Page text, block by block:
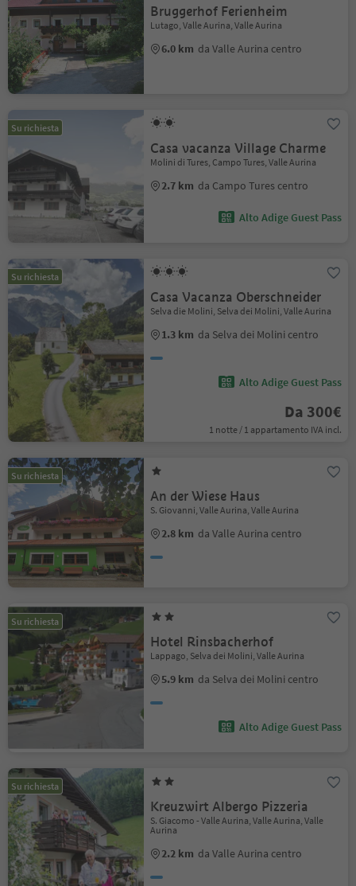
Bruggerhof Ferienheim
Lutago, Valle Aurina, Valle Aurina
6.0 km da Valle Aurina centro
Su richiesta
Casa vacanza Village Charme
Molini di Tures, Campo Tures, Valle Aurina
2.7 km da Campo Tures centro
Alto Adige Guest Pass
Su richiesta
Casa Vacanza Oberschneider
Selva die Molini, Selva dei Molini, Valle Aurina
1.3 km da Selva dei Molini centro
Alto Adige Guest Pass
Da 300€
1 notte / 1 appartamento IVA incl.
Su richiesta
An der Wiese Haus
S. Giovanni, Valle Aurina, Valle Aurina
2.8 km da Valle Aurina centro
Su richiesta
Hotel Rinsbacherhof
Lappago, Selva dei Molini, Valle Aurina
5.9 km da Selva dei Molini centro
Alto Adige Guest Pass
Su richiesta
Kreuzwirt Albergo Pizzeria
S. Giacomo - Valle Aurina, Valle Aurina, Valle
Aurina
2.2 km da Valle Aurina centro